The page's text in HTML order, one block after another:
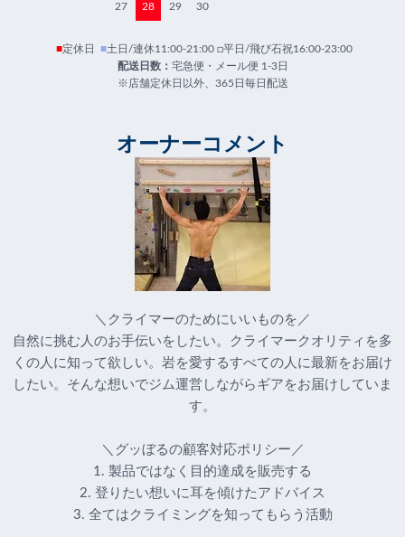
27 28 29 30
■定休日 ■土日/連休11:00-21:00 □平日/飛び石祝16:00-23:00
配送日数： 宅急便・メール便 1-3日
※店舗定休日以外、365日毎日配送
オーナーコメント
＼クライマーのためにいいものを／
自然に挑む人のお手伝いをしたい。クライマークオリティを多
くの人に知って欲しい。岩を愛するすべての人に最新をお届け
したい。そんな想いでジム運営しながらギアをお届けしていま
す。
＼グッぼるの顧客対応ポリシー／
1. 製品ではなく目的達成を販売する
2. 登りたい想いに耳を傾けたアドバイス
3. 全てはクライミングを知ってもらう活動